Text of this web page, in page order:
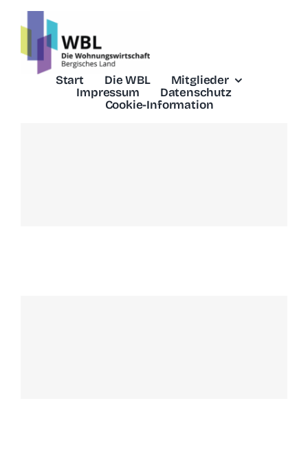
Start Die WBL
Mitglieder
Impressum
Datenschutz
Cookie-Information